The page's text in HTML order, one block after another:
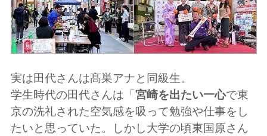
実は田代さんは髙巣アナと同級生。
学生時代の田代さんは「宮崎を出たい一心で東
京の洗礼された空気感を吸って勉強や仕事をし
たいと思っていた。しかし大学の頃東国原さん